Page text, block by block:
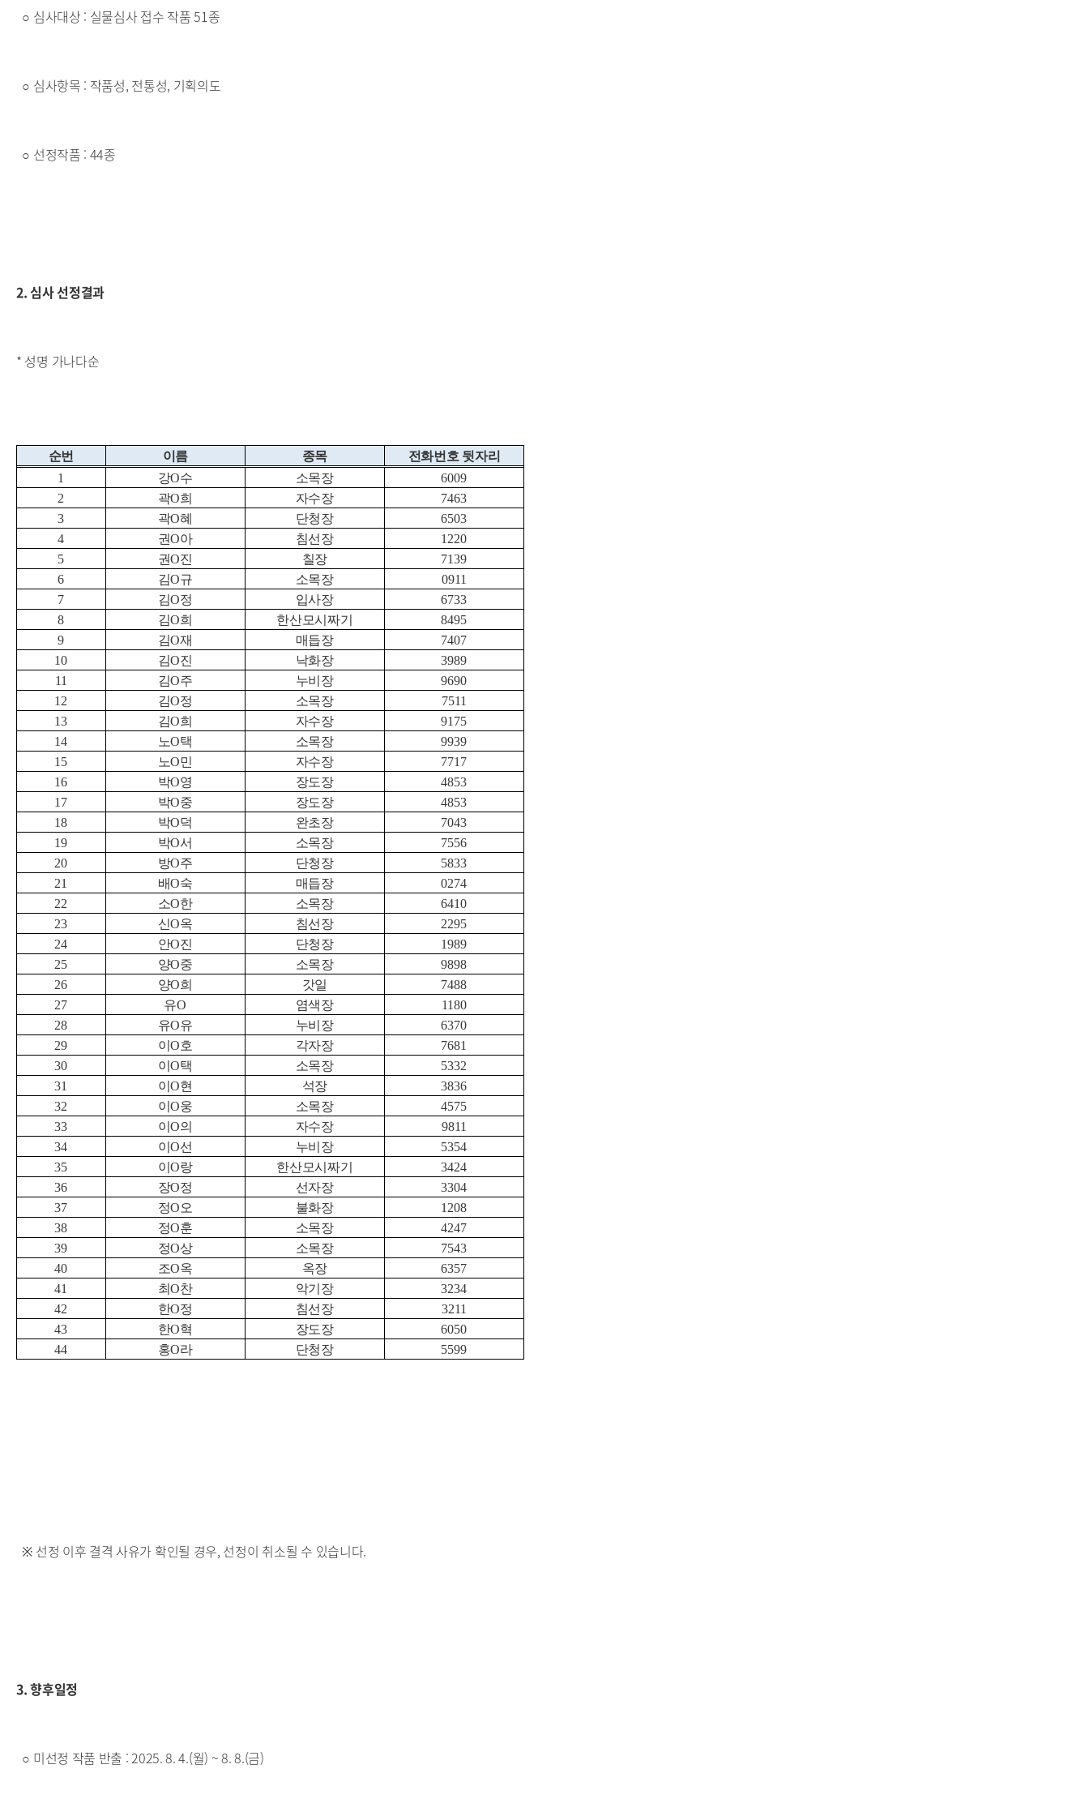
○ 심사대상 : 실물심사 접수 작품 51종
○ 심사항목 : 작품성, 전통성, 기획의도
○ 선정작품 : 44종
2. 심사 선정결과
* 성명 가나다순
순번 이름 종목
전화번호 뒷자리
1
강O수 소목장
6009
2
곽O희 자수장
7463
3
곽O혜 단청장
6503
4
권O아 침선장
1220
5
권O진 칠장
7139
6
김O규 소목장
0911
7
김O정 입사장
6733
8
김O희 한산모시짜기
8495
9
김O재 매듭장
7407
10
김O진 낙화장
3989
11
김O주 누비장
9690
12
김O정 소목장
7511
13
김O희 자수장
9175
14
노O택 소목장
9939
15
노O민 자수장
7717
16
박O영 장도장
4853
17
박O중 장도장
4853
18
박O덕 완초장
7043
19
박O서 소목장
7556
20
방O주 단청장
5833
21
배O숙 매듭장
0274
22
소O한 소목장
6410
23
신O옥 침선장
2295
24
안O진 단청장
1989
25
양O중 소목장
9898
26
양O희 갓일
7488
27
유O 염색장
1180
28
유O유 누비장
6370
29
이O호 각자장
7681
30
이O택 소목장
5332
31
이O현 석장
3836
32
이O웅 소목장
4575
33
이O의 자수장
9811
34
이O선 누비장
5354
35
이O랑 한산모시짜기
3424
36
장O정 선자장
3304
37
정O오 불화장
1208
38
정O훈 소목장
4247
39
정O상 소목장
7543
40
조O옥 옥장
6357
41
최O찬 악기장
3234
42
한O정 침선장
3211
43
한O혁 장도장
6050
44
홍O라 단청장 5599
※ 선정 이후 결격 사유가 확인될 경우, 선정이 취소될 수 있습니다.
3. 향후일정
○ 미선정 작품 반출 : 2025. 8. 4.(월) ~ 8. 8.(금)